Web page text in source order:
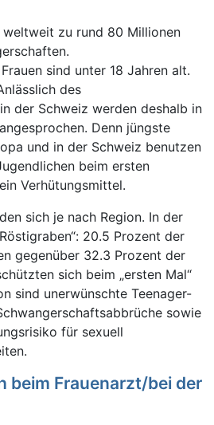
zu rund 80 Millionen
sind unter 18 Jahren alt.
des
der Schweiz werden deshalb in
Denn jüngste
und in der Schweiz benutzen
beim ersten
Verhütungsmittel.
sich je nach Region. In der
20.5 Prozent der
gegenüber 32.3 Prozent der
sich beim „ersten Mal“
sind unerwünschte Teenager-
sowie
für sexuell
beim Frauenarzt/bei der